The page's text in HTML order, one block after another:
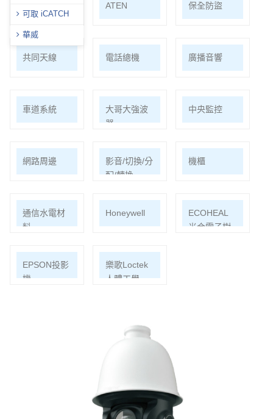
可取 iCATCH
華威
ATEN 保全防盜
共同天線 電話總機 廣播音響
車道系統
大哥大強波
器
中央監控
網路周邊
影音/切換/分
配/轉換
機櫃
通信水電材
料
Honeywell
ECOHEAL
光合電子樹
EPSON投影
機
樂歌Loctek
人體工學